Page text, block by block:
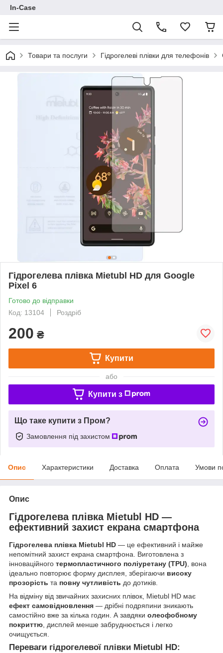
In-Case
Товари та послуги Гідрогелеві плівки для телефонів
Гідрогелева плівка Mietubl HD для Google
Pixel 6
Готово до відправки
Код: 13104
Роздріб
200 ₴
Купити
або
Купити з
Що таке купити з Пром?
Замовлення під захистом
Опис Характеристики Доставка Оплата Умови
Опис
Гідрогелева плівка Mietubl HD —
ефективний захист екрана смартфона
Гідрогелева плівка Mietubl HD — це ефективний і майже
непомітний захист екрана смартфона. Виготовлена з
інноваційного термопластичного поліуретану (TPU), вона
ідеально повторює форму дисплея, зберігаючи високу
прозорість та повну чутливість до дотиків.
На відміну від звичайних захисних плівок, Mietubl HD має
ефект самовідновлення — дрібні подряпини зникають
самостійно вже за кілька годин. А завдяки олеофобному
покриттю, дисплей менше забруднюється і легко
очищується.
Переваги гідрогелевої плівки Mietubl HD: